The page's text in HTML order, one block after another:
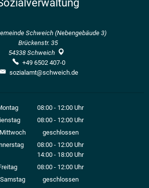
Schweich (Nebengebäude 3)
Brückenstr. 35
54338 Schweich
+49 6502 407-0
sozialamt@schweich.de
08:00 - 12:00 Uhr
Von 08:00 bis 12:00 Uhr
08:00 - 12:00 Uhr
Von 08:00 bis 12:00 Uhr
Mittwoch
geschlossen
08:00 - 12:00 Uhr
Von 08:00 bis 12:00 Uhr
14:00 - 18:00 Uhr
Von 14:00 bis 18:00 Uhr
08:00 - 12:00 Uhr
Von 08:00 bis 12:00 Uhr
Samstag
geschlossen